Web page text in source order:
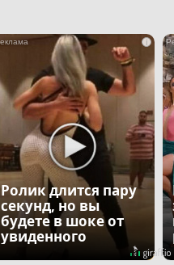
i
Ролик длится пару
секунд, но вы
будете в шоке от
увиденного